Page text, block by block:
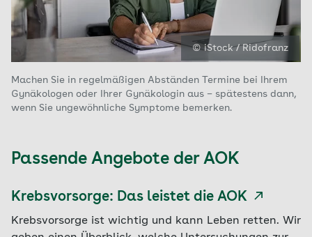
© iStock / Ridofranz
Machen Sie in regelmäßigen Abständen Termine bei Ihrem
Gynäkologen oder Ihrer Gynäkologin aus – spätestens dann,
wenn Sie ungewöhnliche Symptome bemerken.
Passende Angebote der AOK
Krebsvorsorge: Das leistet die AOK
Krebsvorsorge ist wichtig und kann Leben retten. Wir